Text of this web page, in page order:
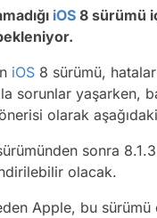
iOS 8 sürümü
iOS 8 sürümü,
sorunlar yaşarken,
olarak
sonra 8.1.3
olacak.
Apple, bu